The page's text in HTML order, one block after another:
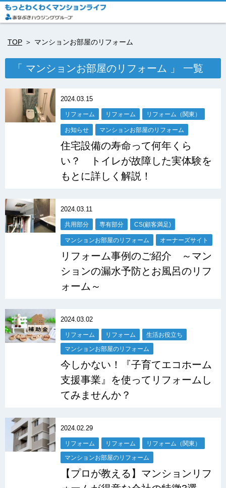
TOP マンションお部屋のリフォーム
「 マンションお部屋のリフォーム 」 一覧
2024.03.15
リフォーム リフォーム リフォーム（関東）
お知らせ マンションお部屋のリフォーム
住宅設備の寿命って何年くら
い？ トイレが故障した実体験を
もとに詳しく解説！
2024.03.11
共用部分 専有部分 CS(顧客満足)
マンションお部屋のリフォーム オーナーズサイト
リフォーム事例のご紹介 ～マン
ションの漏水予防とお風呂のリフ
ォーム～
2024.03.02
リフォーム リフォーム 生活お役立ち
マンションお部屋のリフォーム
今しかない！『子育てエコホーム
支援事業』を使ってリフォームし
てみませんか？
2024.02.29
リフォーム リフォーム リフォーム（関東）
マンションお部屋のリフォーム
【プロが教える】マンションリフ